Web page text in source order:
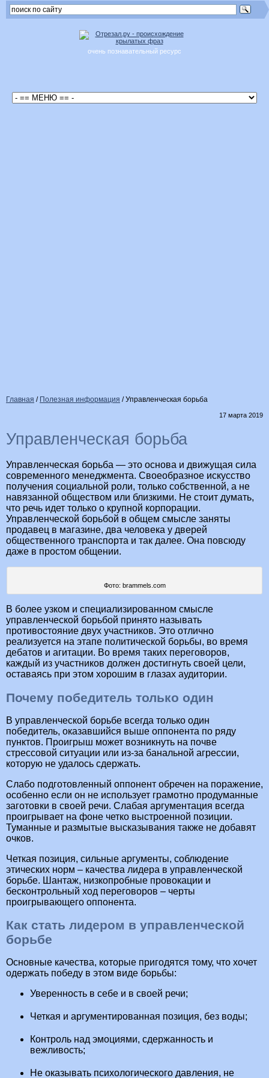
очень познавательный ресурс
Главная / Полезная информация /Управленческая борьба
17 марта 2019
Управленческая борьба
Управленческая борьба — это основа и движущая сила
современного менеджмента. Своеобразное искусство
получения социальной роли, только собственной, а не
навязанной обществом или близкими. Не стоит думать,
что речь идет только о крупной корпорации.
Управленческой борьбой в общем смысле заняты
продавец в магазине, два человека у дверей
общественного транспорта и так далее. Она повсюду
даже в простом общении.
Фото: brammels.com
В более узком и специализированном смысле
управленческой борьбой принято называть
противостояние двух участников. Это отлично
реализуется на этапе политической борьбы, во время
дебатов и агитации. Во время таких переговоров,
каждый из участников должен достигнуть своей цели,
оставаясь при этом хорошим в глазах аудитории.
Почему победитель только один
В управленческой борьбе всегда только один
победитель, оказавшийся выше оппонента по ряду
пунктов. Проигрыш может возникнуть на почве
стрессовой ситуации или из-за банальной агрессии,
которую не удалось сдержать.
Слабо подготовленный оппонент обречен на поражение,
особенно если он не использует грамотно продуманные
заготовки в своей речи. Слабая аргументация всегда
проигрывает на фоне четко выстроенной позиции.
Туманные и размытые высказывания также не добавят
очков.
Четкая позиция, сильные аргументы, соблюдение
этических норм – качества лидера в управленческой
борьбе. Шантаж, низкопробные провокации и
бесконтрольный ход переговоров – черты
проигрывающего оппонента.
Как стать лидером в управленческой
борьбе
Основные качества, которые пригодятся тому, что хочет
одержать победу в этом виде борьбы:
Уверенность в себе и в своей речи;
Четкая и аргументированная позиция, без воды;
Контроль над эмоциями, сдержанность и
вежливость;
Не оказывать психологического давления, не